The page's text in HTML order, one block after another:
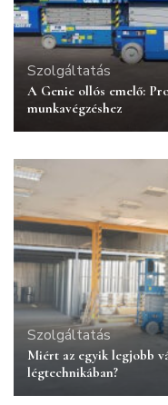
Szolgáltatás
A Genie ollós emelő:
munkavégzéshez
Szolgáltatás
Miért az egyik legjobb
légtechnikában?